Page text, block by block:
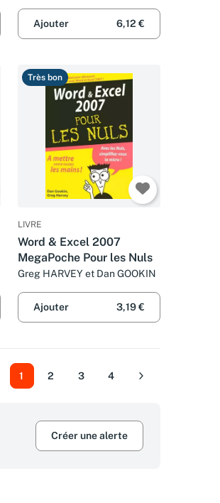
Ajouter 6,12 €
Très bon
LIVRE
Word & Excel 2007
MegaPoche Pour les Nuls
Greg HARVEY et Dan GOOKIN
Ajouter 3,19 €
1 2 3 4 Suivant
Créer une alerte